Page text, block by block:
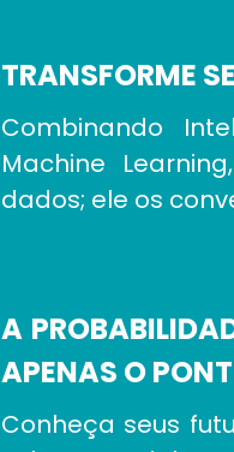
TRANSFORME
Combinando
Machine
dados; ele os
A
APENAS O
Conheça seus